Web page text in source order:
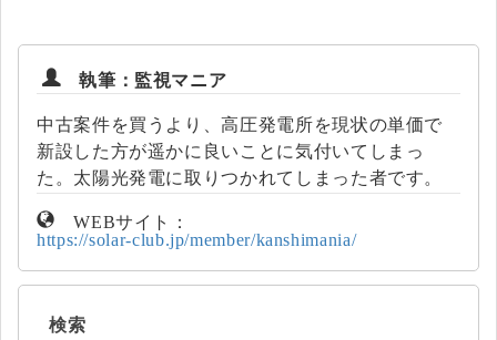
執筆：監視マニア
中古案件を買うより、高圧発電所を現状の単価で
新設した方が遥かに良いことに気付いてしまっ
た。太陽光発電に取りつかれてしまった者です。
WEBサイト：
https://solar-club.jp/member/kanshimania/
検索